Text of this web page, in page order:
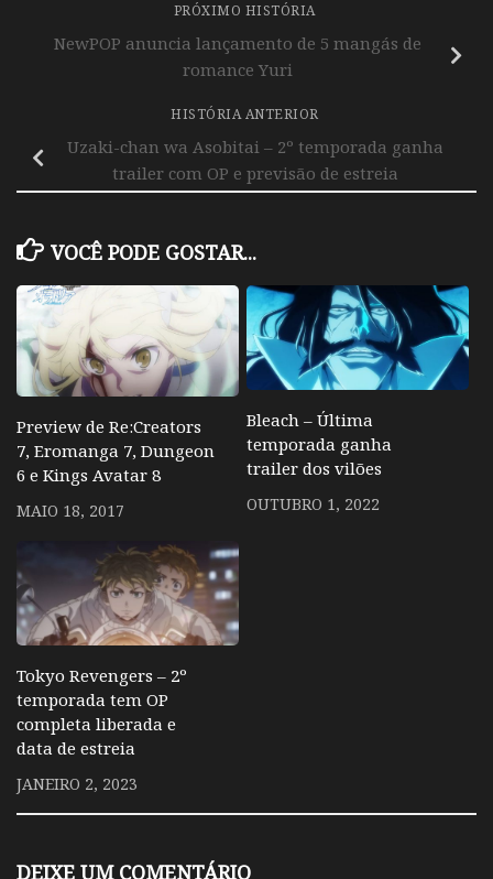
PRÓXIMO HISTÓRIA
NewPOP anuncia lançamento de 5 mangás de
romance Yuri
HISTÓRIA ANTERIOR
Uzaki-chan wa Asobitai – 2º temporada ganha
trailer com OP e previsão de estreia
VOCÊ PODE GOSTAR...
Preview de Re:Creators
7, Eromanga 7, Dungeon
6 e Kings Avatar 8
MAIO 18, 2017
Bleach – Última
temporada ganha
trailer dos vilões
OUTUBRO 1, 2022
Tokyo Revengers – 2º
temporada tem OP
completa liberada e
data de estreia
JANEIRO 2, 2023
DEIXE UM COMENTÁRIO